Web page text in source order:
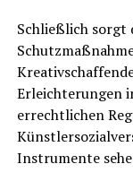
Schließ­lich sorgt
Erleich­te­run­gen
er­recht­li­chen
Instru­men­te